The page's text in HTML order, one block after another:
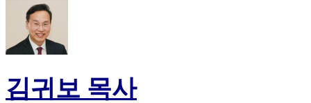
김귀보 목사